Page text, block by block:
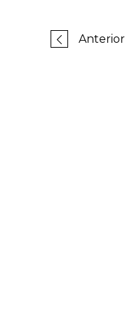
Anterior